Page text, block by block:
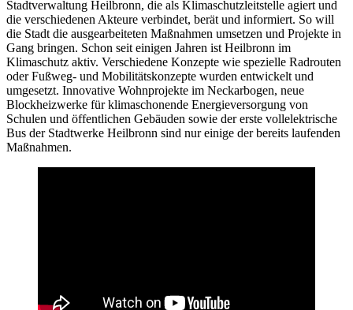
Stadtverwaltung Heilbronn, die als Klimaschutzleitstelle agiert und
die verschiedenen Akteure verbindet, berät und informiert. So will
die Stadt die ausgearbeiteten Maßnahmen umsetzen und Projekte in
Gang bringen. Schon seit einigen Jahren ist Heilbronn im
Klimaschutz aktiv. Verschiedene Konzepte wie spezielle Radrouten
oder Fußweg- und Mobilitätskonzepte wurden entwickelt und
umgesetzt. Innovative Wohnprojekte im Neckarbogen, neue
Blockheizwerke für klimaschonende Energieversorgung von
Schulen und öffentlichen Gebäuden sowie der erste vollelektrische
Bus der Stadtwerke Heilbronn sind nur einige der bereits laufenden
Maßnahmen.